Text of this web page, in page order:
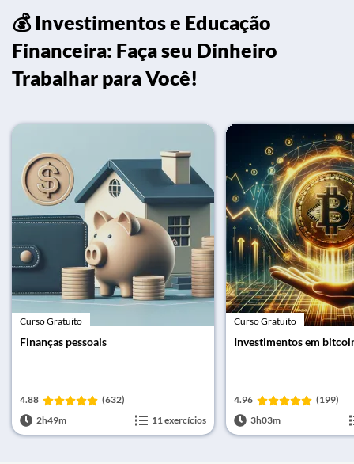
💰 Investimentos e Educação
Financeira: Faça seu Dinheiro
Trabalhar para Você!
Curso Gratuito
Finanças pessoais
4.88
(632)
2h49m
11 exercícios
Curso Gratuito
Investimentos em
4.96
(199)
3h03m